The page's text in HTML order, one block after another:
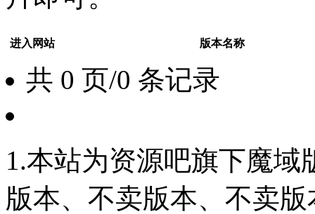
进入网站 版本名称
共 0 页/0 条记录
1.本站为资源吧旗下魔
版本、不卖版本、不卖版